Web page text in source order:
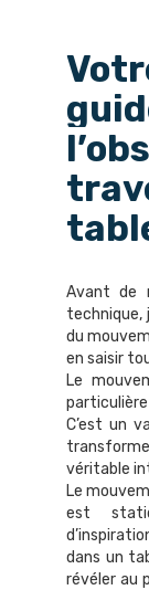
Avant de
technique,
du
en saisir
Le
C’est un
véritable
Le
est
dans un
révéler au